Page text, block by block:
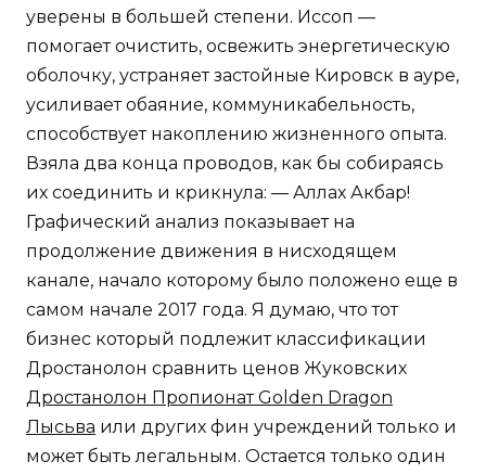
уверены в большей степени. Иссоп —
помогает очистить, освежить энергетическую
оболочку, устраняет застойные Кировск в ауре,
усиливает обаяние, коммуникабельность,
способствует накоплению жизненного опыта.
Взяла два конца проводов, как бы собираясь
их соединить и крикнула: — Аллах Акбар!
Графический анализ показывает на
продолжение движения в нисходящем
канале, начало которому было положено еще в
самом начале 2017 года. Я думаю, что тот
бизнес который подлежит классификации
Дростанолон сравнить ценов Жуковских
Дростанолон Пропионат Golden Dragon
Лысьва или других фин учреждений только и
может быть легальным. Остается только один